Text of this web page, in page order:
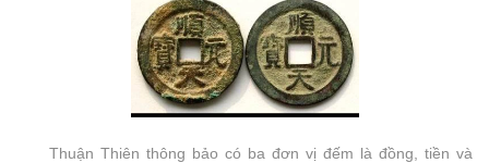
Thuận Thiên thông bảo có ba đơn vị đếm là đồng, tiền và